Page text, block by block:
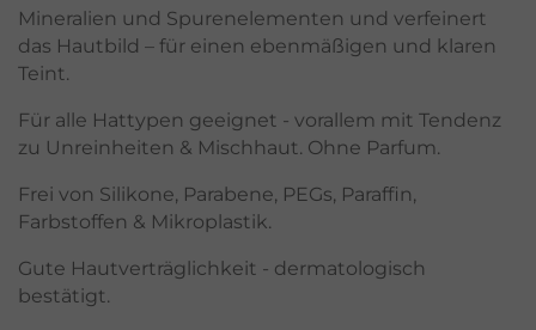
Mineralien und Spurenelementen und verfeinert
das Hautbild – für einen ebenmäßigen und klaren
Teint.
Für alle Hattypen geeignet - vorallem mit Tendenz
zu Unreinheiten & Mischhaut. Ohne Parfum.
Frei von Silikone, Parabene, PEGs, Paraffin,
Farbstoffen & Mikroplastik.
Gute Hautverträglichkeit - dermatologisch
bestätigt.